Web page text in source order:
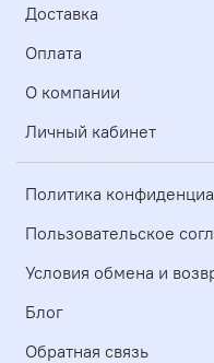
Доставка
Оплата
О компании
Личный кабинет
Политика
Пользовательское
Условия обмена и
Блог
Обратная связь